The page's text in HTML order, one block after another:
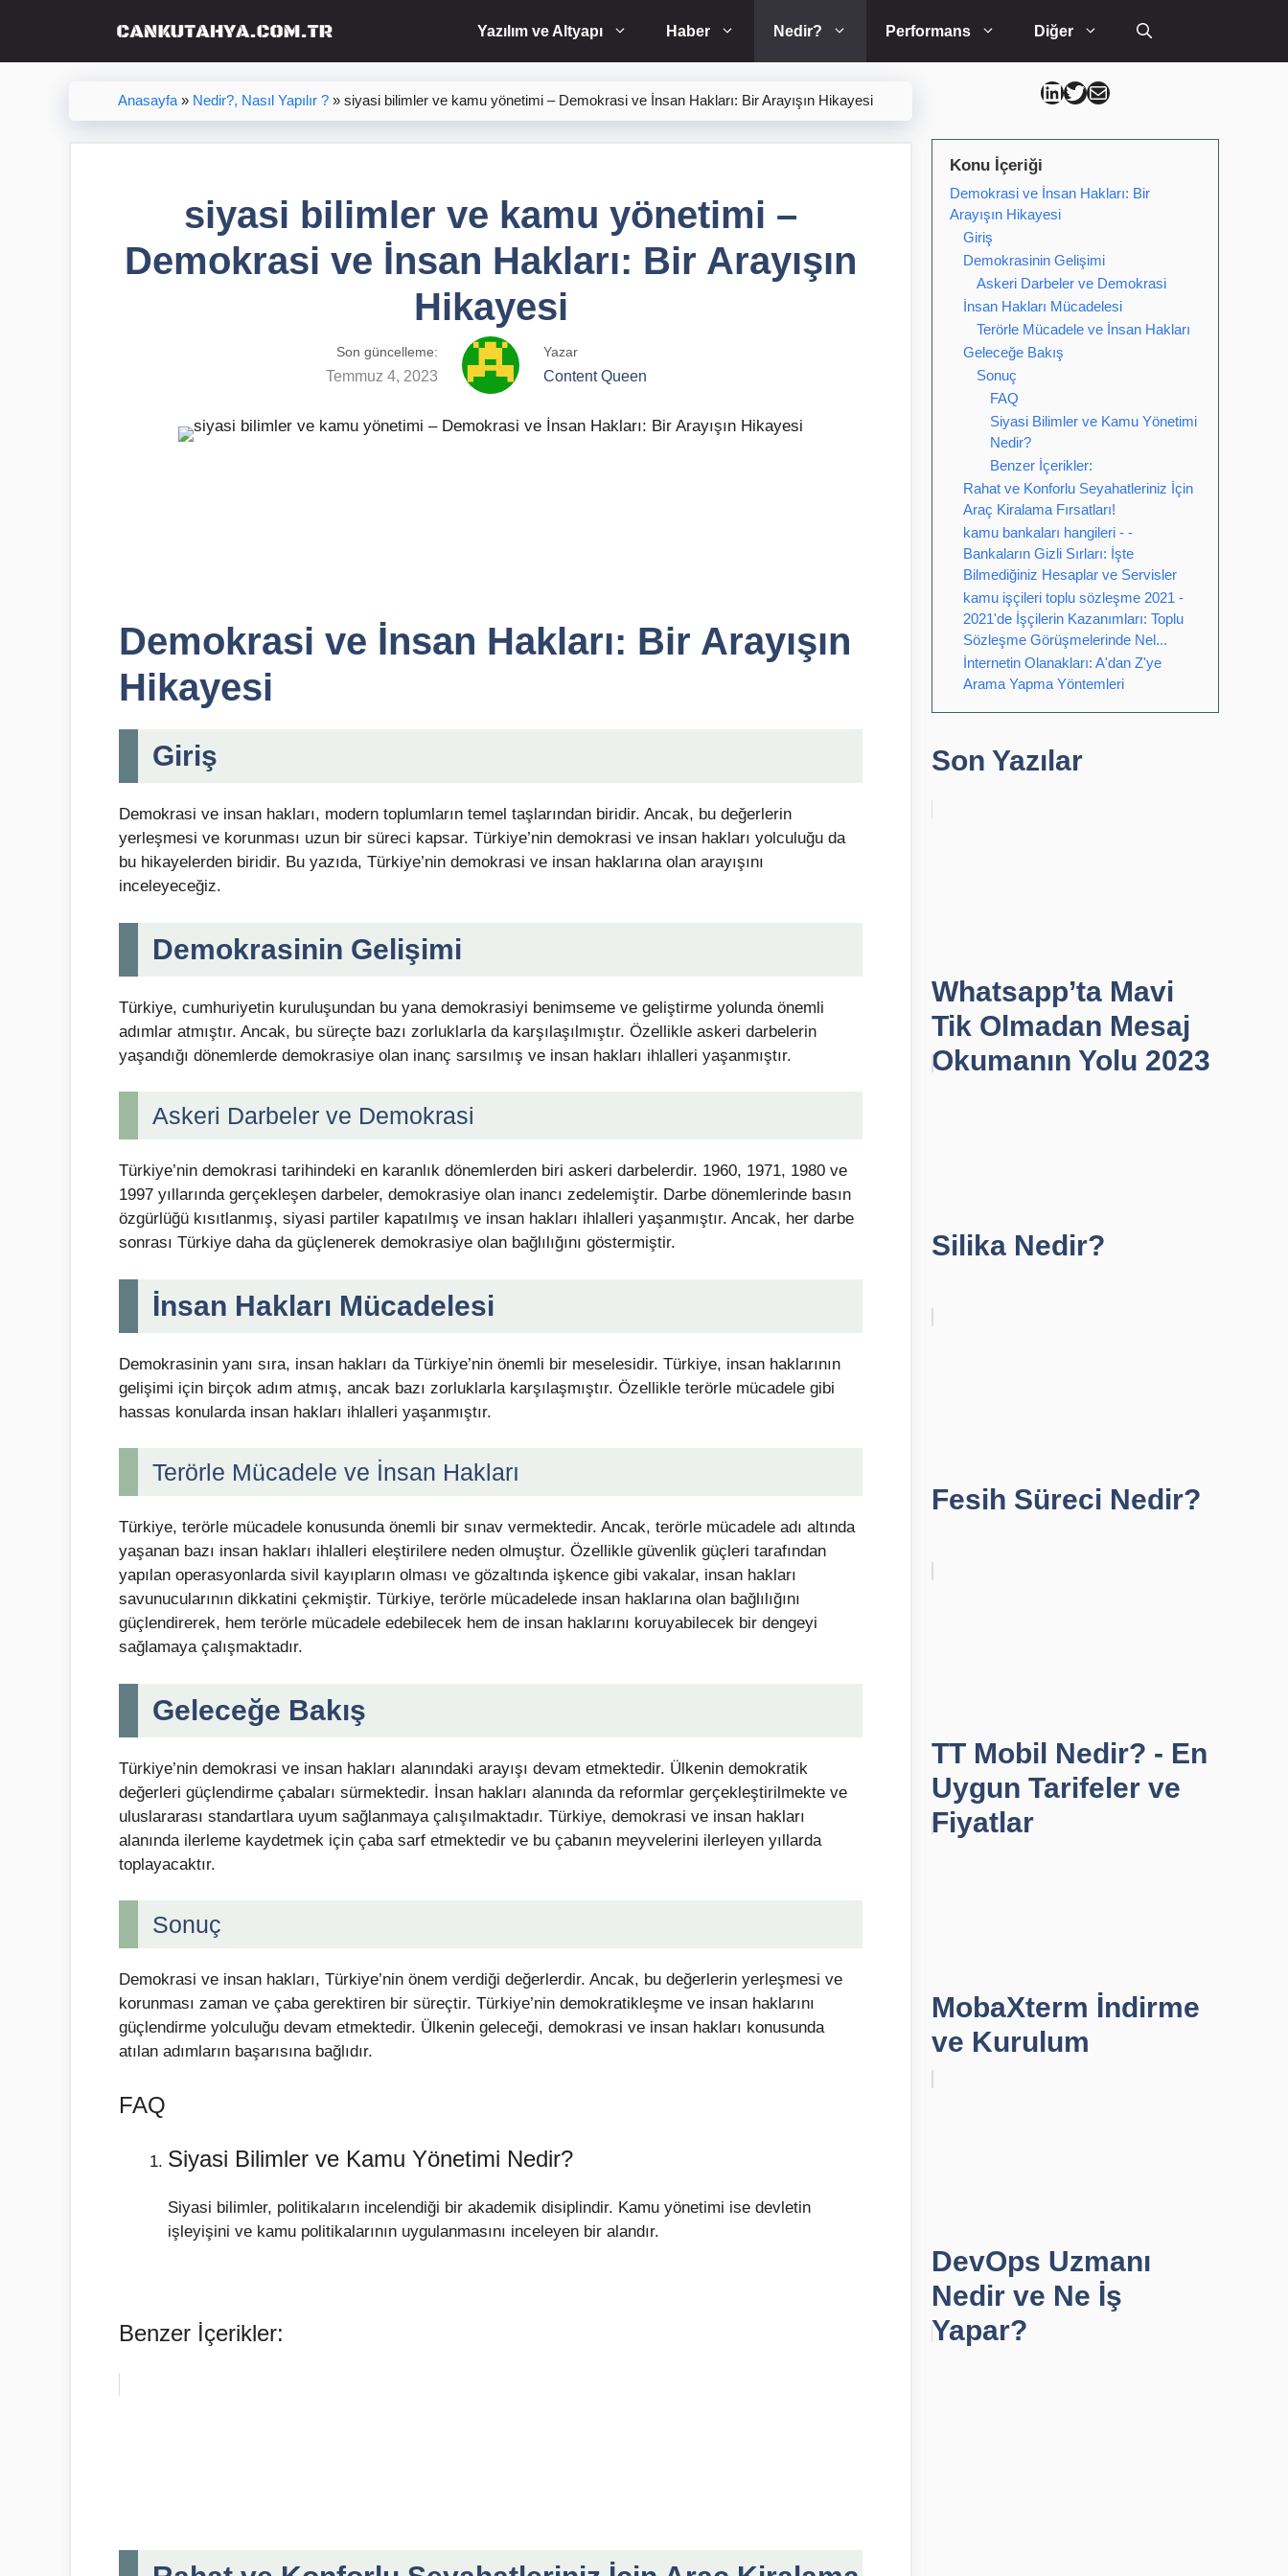
Yazılım ve Altyapı Haber Nedir? Performans Diğer
Anasayfa » Nedir?, Nasıl Yapılır ? » siyasi bilimler ve kamu yönetimi – Demokrasi ve İnsan Hakları: Bir Arayışın Hikayesi
siyasi bilimler ve kamu yönetimi –
Demokrasi ve İnsan Hakları: Bir Arayışın
Hikayesi
Son güncelleme:
Temmuz 4, 2023
Yazar
Content Queen
Demokrasi ve İnsan Hakları: Bir Arayışın
Hikayesi
Giriş
Demokrasi ve insan hakları, modern toplumların temel taşlarından biridir. Ancak, bu değerlerin
yerleşmesi ve korunması uzun bir süreci kapsar. Türkiye’nin demokrasi ve insan hakları yolculuğu da
bu hikayelerden biridir. Bu yazıda, Türkiye’nin demokrasi ve insan haklarına olan arayışını
inceleyeceğiz.
Demokrasinin Gelişimi
Türkiye, cumhuriyetin kuruluşundan bu yana demokrasiyi benimseme ve geliştirme yolunda önemli
adımlar atmıştır. Ancak, bu süreçte bazı zorluklarla da karşılaşılmıştır. Özellikle askeri darbelerin
yaşandığı dönemlerde demokrasiye olan inanç sarsılmış ve insan hakları ihlalleri yaşanmıştır.
Askeri Darbeler ve Demokrasi
Türkiye’nin demokrasi tarihindeki en karanlık dönemlerden biri askeri darbelerdir. 1960, 1971, 1980 ve
1997 yıllarında gerçekleşen darbeler, demokrasiye olan inancı zedelemiştir. Darbe dönemlerinde basın
özgürlüğü kısıtlanmış, siyasi partiler kapatılmış ve insan hakları ihlalleri yaşanmıştır. Ancak, her darbe
sonrası Türkiye daha da güçlenerek demokrasiye olan bağlılığını göstermiştir.
İnsan Hakları Mücadelesi
Demokrasinin yanı sıra, insan hakları da Türkiye’nin önemli bir meselesidir. Türkiye, insan haklarının
gelişimi için birçok adım atmış, ancak bazı zorluklarla karşılaşmıştır. Özellikle terörle mücadele gibi
hassas konularda insan hakları ihlalleri yaşanmıştır.
Terörle Mücadele ve İnsan Hakları
Türkiye, terörle mücadele konusunda önemli bir sınav vermektedir. Ancak, terörle mücadele adı altında
yaşanan bazı insan hakları ihlalleri eleştirilere neden olmuştur. Özellikle güvenlik güçleri tarafından
yapılan operasyonlarda sivil kayıpların olması ve gözaltında işkence gibi vakalar, insan hakları
savunucularının dikkatini çekmiştir. Türkiye, terörle mücadelede insan haklarına olan bağlılığını
güçlendirerek, hem terörle mücadele edebilecek hem de insan haklarını koruyabilecek bir dengeyi
sağlamaya çalışmaktadır.
Geleceğe Bakış
Türkiye’nin demokrasi ve insan hakları alanındaki arayışı devam etmektedir. Ülkenin demokratik
değerleri güçlendirme çabaları sürmektedir. İnsan hakları alanında da reformlar gerçekleştirilmekte ve
uluslararası standartlara uyum sağlanmaya çalışılmaktadır. Türkiye, demokrasi ve insan hakları
alanında ilerleme kaydetmek için çaba sarf etmektedir ve bu çabanın meyvelerini ilerleyen yıllarda
toplayacaktır.
Sonuç
Demokrasi ve insan hakları, Türkiye’nin önem verdiği değerlerdir. Ancak, bu değerlerin yerleşmesi ve
korunması zaman ve çaba gerektiren bir süreçtir. Türkiye’nin demokratikleşme ve insan haklarını
güçlendirme yolculuğu devam etmektedir. Ülkenin geleceği, demokrasi ve insan hakları konusunda
atılan adımların başarısına bağlıdır.
FAQ
Siyasi Bilimler ve Kamu Yönetimi Nedir?
Siyasi bilimler, politikaların incelendiği bir akademik disiplindir. Kamu yönetimi ise devletin
işleyişini ve kamu politikalarının uygulanmasını inceleyen bir alandır.
Benzer İçerikler:
Can Kütahya Linkedin
Can Kütahya Twitter
Can Kütahya Mail
Konu İçeriği
Demokrasi ve İnsan Hakları: Bir
Arayışın Hikayesi
Giriş
Demokrasinin Gelişimi
Askeri Darbeler ve Demokrasi
İnsan Hakları Mücadelesi
Terörle Mücadele ve İnsan Hakları
Geleceğe Bakış
Sonuç
FAQ
Siyasi Bilimler ve Kamu Yönetimi
Nedir?
Benzer İçerikler:
Rahat ve Konforlu Seyahatleriniz İçin
Araç Kiralama Fırsatları!
kamu bankaları hangileri - -
Bankaların Gizli Sırları: İşte
Bilmediğiniz Hesaplar ve Servisler
kamu işçileri toplu sözleşme 2021 -
2021'de İşçilerin Kazanımları: Toplu
Sözleşme Görüşmelerinde Nel...
İnternetin Olanakları: A'dan Z'ye
Arama Yapma Yöntemleri
Son Yazılar
Whatsapp’ta Mavi
Tik Olmadan Mesaj
Okumanın Yolu 2023
Silika Nedir?
Fesih Süreci Nedir?
TT Mobil Nedir? - En
Uygun Tarifeler ve
Fiyatlar
MobaXterm İndirme
ve Kurulum
DevOps Uzmanı
Nedir ve Ne İş
Yapar?